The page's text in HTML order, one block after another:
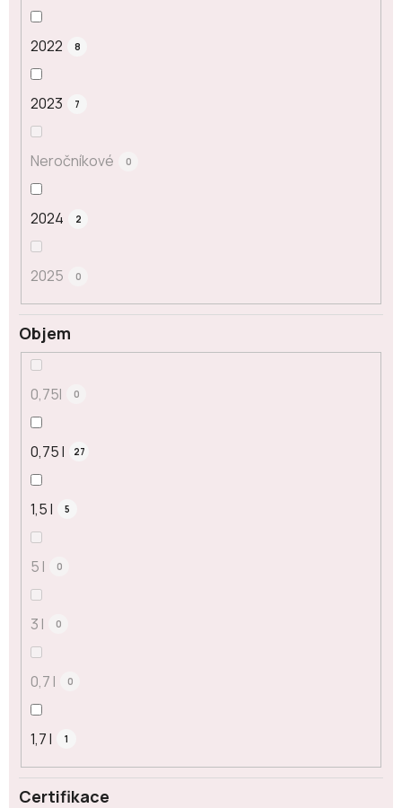
2022 8
2023 7
Neročníkové 0
2024 2
2025 0
Objem
0,75l 0
0,75 l 27
1,5 l 5
5 l 0
3 l 0
0,7 l 0
1,7 l 1
Certifikace